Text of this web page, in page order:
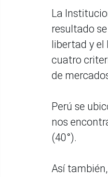
La
resultado
libertad y el
cuatro
de
Perú se
nos
(40°).
Así